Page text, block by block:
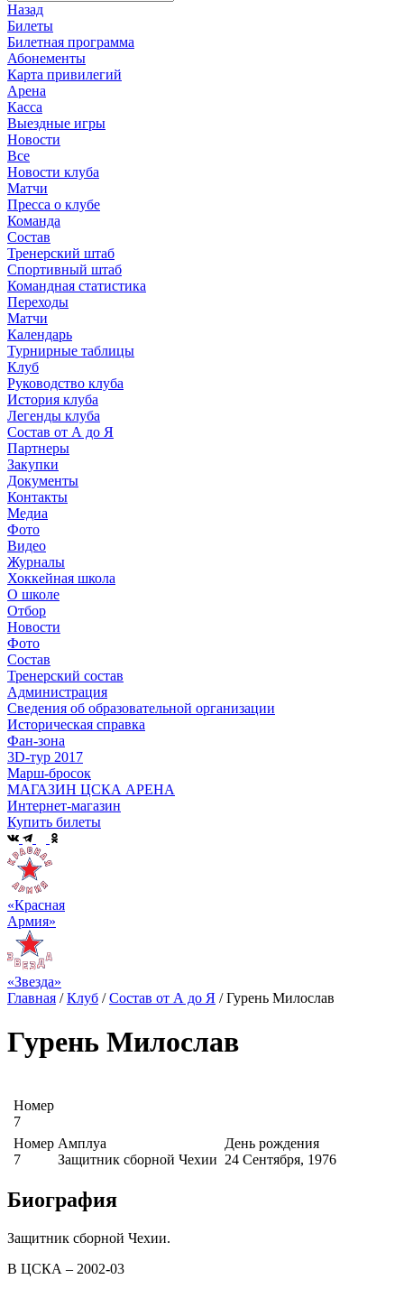
Назад
Билеты
Билетная программа
Абонементы
Карта привилегий
Арена
Касса
Выездные игры
Новости
Все
Новости клуба
Матчи
Пресса о клубе
Команда
Состав
Тренерский штаб
Спортивный штаб
Командная статистика
Переходы
Матчи
Календарь
Турнирные таблицы
Клуб
Руководство клуба
История клуба
Легенды клуба
Состав от А до Я
Партнеры
Закупки
Документы
Контакты
Медиа
Фото
Видео
Журналы
Хоккейная школа
О школе
Отбор
Новости
Фото
Состав
Тренерский состав
Администрация
Сведения об образовательной организации
Историческая справка
Фан-зона
3D-тур 2017
Марш-бросок
МАГАЗИН ЦСКА АРЕНА
Интернет-магазин
Купить билеты
«Красная
Армия»
«Звезда»
Главная /Клуб /Состав от А до Я /Гурень Милослав
Гурень Милослав
Номер
7
Номер
7
Амплуа
Защитник сборной Чехии
День рождения
24 Сентября, 1976
Биография
Защитник сборной Чехии.
В ЦСКА – 2002-03